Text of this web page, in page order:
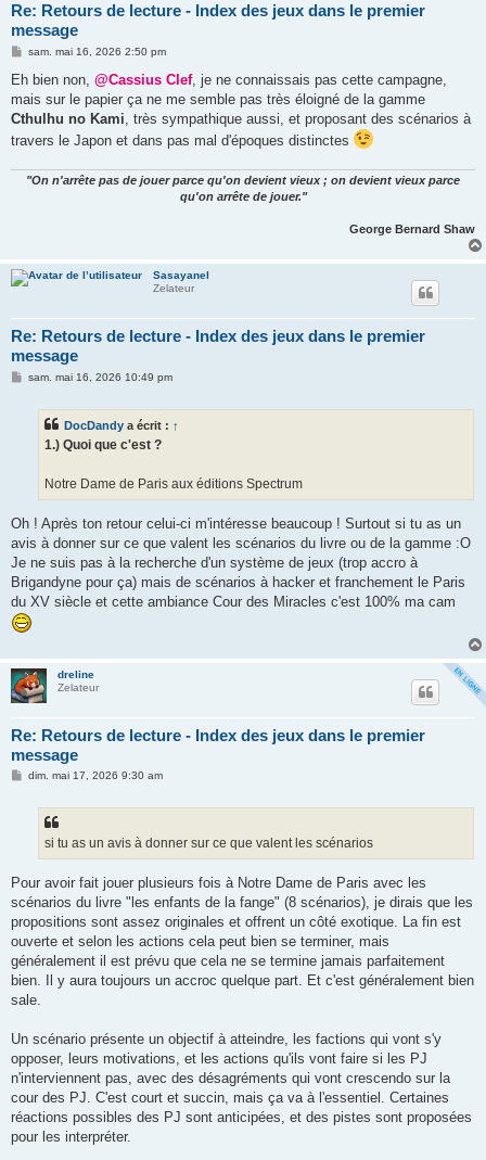
Re: Retours de lecture - Index des jeux dans le premier
message
M
s
a
g
sam. mai 16, 2026 2:50 pm
Eh bien non, @Cassius Clef, je ne connaissais pas cette campagne,
mais sur le papier ça ne me semble pas très éloigné de la gamme
Cthulhu no Kami , très sympathique aussi, et proposant des scénarios à
travers le Japon et dans pas mal d'époques distinctes
"On n'arrête pas de jouer parce qu'on devient vieux ; on devient vieux parce
qu'on arrête de jouer."
George Bernard Shaw
Sasayanel
Zelateur
Re: Retours de lecture - Index des jeux dans le premier
message
Msam. mai 16, 2026 10:49 pm
DocDandy a écrit : ↑
1.) Quoi que c'est ?
Notre Dame de Paris aux éditions Spectrum
Oh ! Après ton retour celui-ci m'intéresse beaucoup ! Surtout si tu as un
avis à donner sur ce que valent les scénarios du livre ou de la gamme :O
Je ne suis pas à la recherche d'un système de jeux (trop accro à
Brigandyne pour ça) mais de scénarios à hacker et franchement le Paris
du XV siècle et cette ambiance Cour des Miracles c'est 100% ma cam
dreline
Zelateur
Re: Retours de lecture - Index des jeux dans le premier
message
Mdim. mai 17, 2026 9:30 am
si tu as un avis à donner sur ce que valent les scénarios
Pour avoir fait jouer plusieurs fois à Notre Dame de Paris avec les
scénarios du livre "les enfants de la fange" (8 scénarios), je dirais que les
propositions sont assez originales et offrent un côté exotique. La fin est
ouverte et selon les actions cela peut bien se terminer, mais
généralement il est prévu que cela ne se termine jamais parfaitement
bien. Il y aura toujours un accroc quelque part. Et c'est généralement bien
sale.
Un scénario présente un objectif à atteindre, les factions qui vont s'y
opposer, leurs motivations, et les actions qu'ils vont faire si les PJ
n'interviennent pas, avec des désagréments qui vont crescendo sur la
cour des PJ. C'est court et succin, mais ça va à l'essentiel. Certaines
réactions possibles des PJ sont anticipées, et des pistes sont proposées
pour les interpréter.